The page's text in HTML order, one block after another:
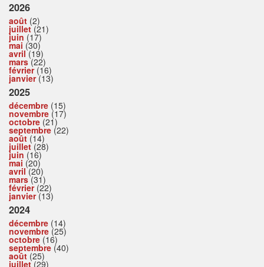
2026
août (2)
juillet(21)
juin (17)
mai (30)
avril(19)
mars(22)
février(16)
janvier(13)
2025
décembre (15)
novembre (17)
octobre (21)
septembre (22)
août (14)
juillet(28)
juin (16)
mai (20)
avril(20)
mars(31)
février(22)
janvier(13)
2024
décembre (14)
novembre (25)
octobre (16)
septembre (40)
août (25)
juillet(29)